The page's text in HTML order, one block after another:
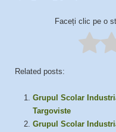
Faceți clic pe o
Related posts:
Grupul Scolar
Targoviste
Grupul Scolar